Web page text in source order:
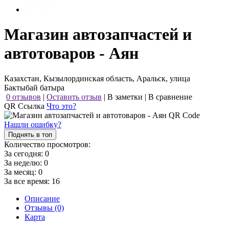
Магазин автозапчастей и
автотоваров - Аян
Казахстан, Кызылординская область, Аральск, улица
Бактыбай батыра
0 отзывов | Оставить отзыв | В заметки | В сравнение
QR Ссылка Что это?
Нашли ошибку?
Поднять в топ
Количество просмотров:
За сегодня: 0
За неделю: 0
За месяц: 0
За все время: 16
Описание
Отзывы (0)
Карта